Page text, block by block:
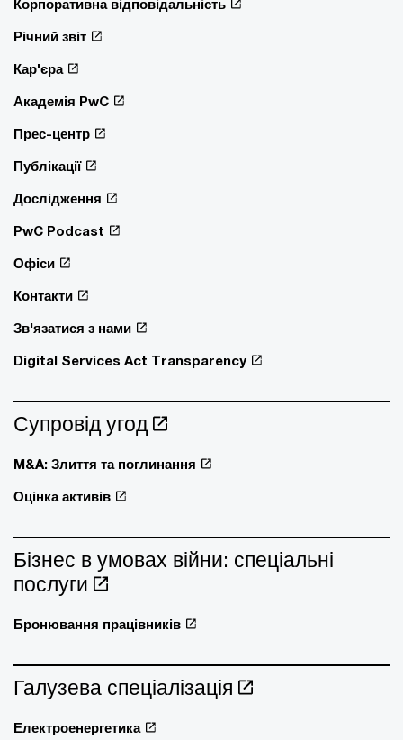
Корпоративна відповідальність
Річний звіт
Кар'єра
Академія PwC
Прес-центр
Публікації
Дослідження
PwC Podcast
Офіси
Контакти
Зв'язатися з нами
Digital Services Act Transparency
Супровід угод
M&A: Злиття та поглинання
Оцінка активів
Бізнес в умовах війни: спеціальні
послуги
Бронювання працівників
Галузева спеціалізація
Електроенергетика